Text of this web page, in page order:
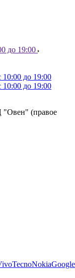
до 19:00
до 19:00
до 19:00
"Овен" (правое
TecnoNokiaGoogle